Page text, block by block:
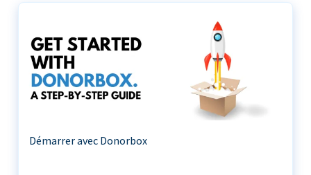
Démarrer avec Donorbox